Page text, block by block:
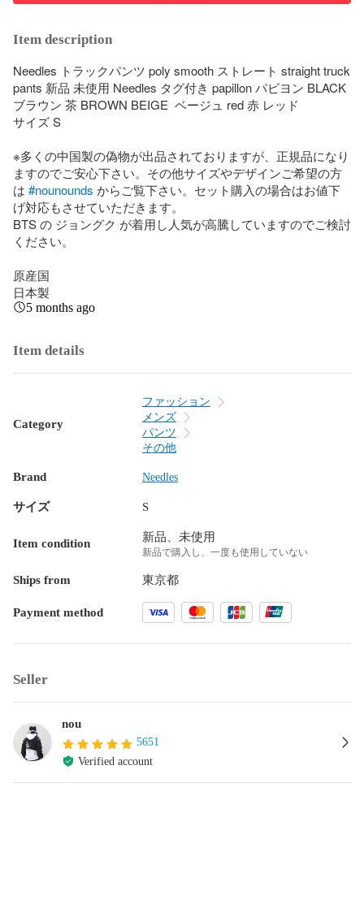
Item description
Needles トラックパンツ poly smooth ストレート straight truck
pants 新品 未使用 Needles タグ付き papillon パピヨン BLACK
ブラウン 茶 BROWN BEIGE  ベージュ red 赤 レッド
サイズ S
※多くの中国製の偽物が出品されておりますが、正規品になり
ますのでご安心下さい。その他サイズやデザインご希望の方
は #nounounds からご覧下さい。セット購入の場合はお値下
げ対応もさせていただきます。
BTS の ジョングク が着用し人気が高騰していますのでご検討
ください。
原産国
日本製
5 months ago
Item details
Category
ファッション
メンズ
パンツ
その他
Brand Needles
サイズ S
Item condition 新品、未使用
新品で購入し、一度も使用していない
Ships from 東京都
Payment method
Seller
nou
5651
Verified account